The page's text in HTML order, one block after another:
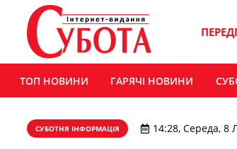
ТОП НОВИНИ ГАРЯЧІ НОВИНИ
СУБОТНЯ ІНФОРМАЦІЯ 14:28, Середа, 8